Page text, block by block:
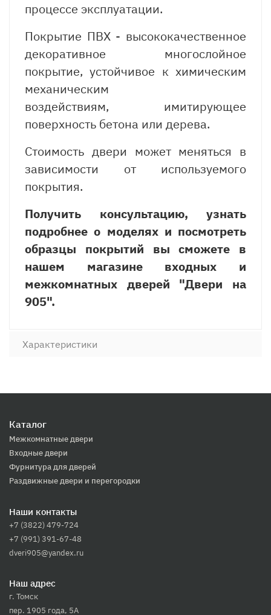
процессе эксплуатации.
Покрытие ПВХ - высококачественное
декоративное многослойное
покрытие, устойчивое к химическим
механическим
воздействиям, имитирующее
поверхность бетона или дерева.
Стоимость двери может меняться в
зависимости от используемого
покрытия.
Получить консультацию, узнать
подробнее о моделях и посмотреть
образцы покрытий вы сможете в
нашем магазине входных и
межкомнатных дверей "Двери на
905".
Характеристики
Каталог
Межкомнатные двери
Входные двери
Фурнитура для дверей
Раздвижные двери и перегородки
Наши контакты
+7 (3822) 479-724
+7 (991) 391-67-48
dveri905@yandex.ru
Наш адрес
г. Томск
пер. 1905 года, 5А